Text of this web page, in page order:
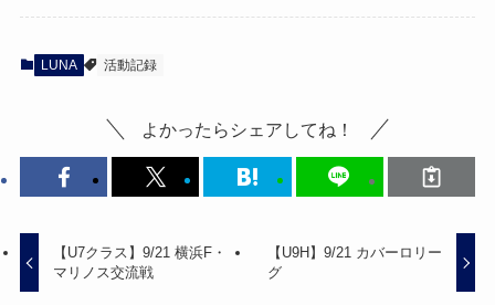
LUNA 活動記録
よかったらシェアしてね！
【U7クラス】9/21 横浜F・
マリノス交流戦
【U9H】9/21 カバーロリー
グ